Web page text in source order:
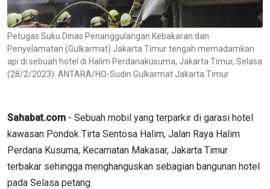
Petugas Suku Dinas Penanggulangan Kebakaran dan
Penyelamatan (Gulkarmat) Jakarta Timur tengah memadamkan
api di sebuah hotel di Halim Perdanakusuma, Jakarta Timur, Selasa
(28/2/2023). ANTARA/HO-Sudin Gulkarmat Jakarta Timur
Sahabat.com - Sebuah mobil yang terparkir di garasi hotel
kawasan Pondok Tirta Sentosa Halim, Jalan Raya Halim
Perdana Kusuma, Kecamatan Makasar, Jakarta Timur
terbakar sehingga menghanguskan sebagian bangunan hotel
pada Selasa petang.